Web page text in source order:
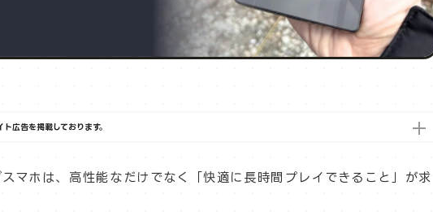
広告を掲載しております。
マホは、高性能なだけでなく「快適に長時間プレイできること」が求